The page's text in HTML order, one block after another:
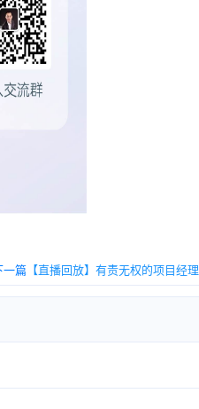
一篇 【直播回放】有责无权的项目经